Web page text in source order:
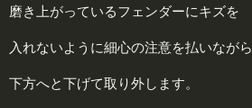
磨き上がっているフェンダーにキズを
入れないように細心の注意を払いながら
下方へと下げて取り外します。